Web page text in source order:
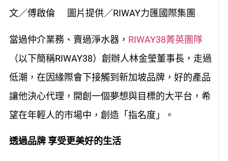
文／傅啟倫 圖片提供／RIWAY力匯國際集團
當過仲介業務、賣過淨水器， RIWAY38菁英團隊
（以下簡稱RIWAY38）創辦人林金瑩董事長，走過
低潮，在因緣際會下接觸到新加坡品牌，好的產品
讓他決心代理，開創一個夢想與目標的大平台，希
望在年輕人的市場中，創造「指名度」。
透過品牌 享受更美好的生活